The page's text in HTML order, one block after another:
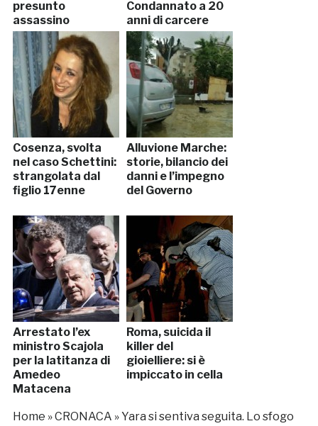
presunto
assassino
Condannato a 20
anni di carcere
Cosenza, svolta
nel caso Schettini:
strangolata dal
figlio 17enne
Alluvione Marche:
storie, bilancio dei
danni e l’impegno
del Governo
Arrestato l’ex
ministro Scajola
per la latitanza di
Amedeo
Matacena
Roma, suicida il
killer del
gioielliere: si è
impiccato in cella
Home »CRONACA »Yara si sentiva seguita. Lo sfogo